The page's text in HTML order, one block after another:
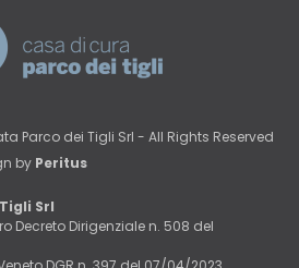
Parco dei Tigli Srl - All Rights Reserved
by Peritus
Srl
Decreto Dirigenziale n. 508 del